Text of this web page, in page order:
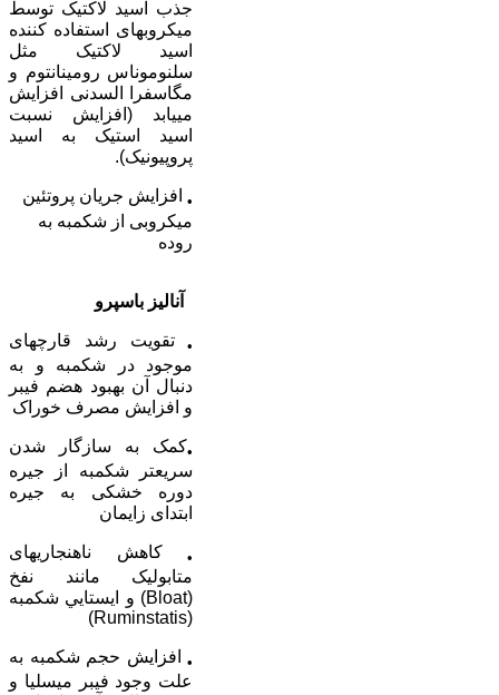
جذب اسيد لاکتيک توسط
ميکروب­های استفاده کننده
اسيد لاکتيک مثل
سلنوموناس رومينانتوم و
مگاسفرا السدنی افزايش
می­يابد (افزايش نسبت
اسيد استيک به اسيد
پروپيونيک).
• افزايش جريان پروتئين
ميکروبی از شکمبه به
روده
آناليز باسپرو
• تقويت رشد قارچ­های
موجود در شکمبه و به
دنبال آن بهبود هضم فيبر
و افزايش مصرف خوراک
•کمک به سازگار شدن
سريع­تر شکمبه از جيره
دوره خشکی به جيره
ابتدای زايمان
• کاهش ناهنجاری­های
متابوليک مانند نفخ
(Bloat) و ايستايي شکمبه
(Ruminstatis)
• افزايش حجم شکمبه به
علت وجود فيبر ميسليا و